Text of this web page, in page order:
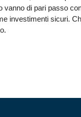
di pari passo
investimenti sicuri.